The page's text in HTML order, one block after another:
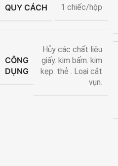
QUY CÁCH 1 chiếc/hộp
CÔNG
DỤNG
Hủy các chất liệu
giấy. kim bấm. kim
kẹp. thẻ . Loại cắt
vụn.